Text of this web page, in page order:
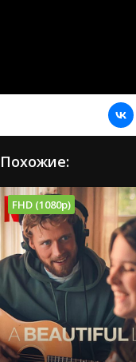
Похожие:
FHD (1080p)